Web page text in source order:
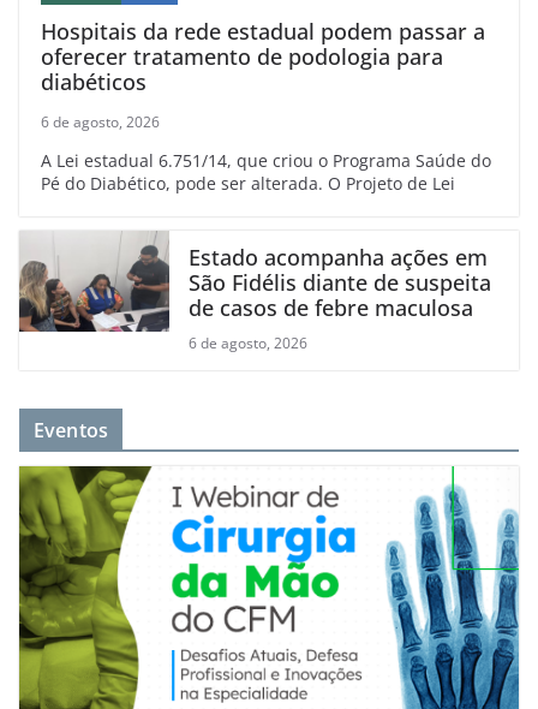
Hospitais da rede estadual podem passar a
oferecer tratamento de podologia para
diabéticos
6 de agosto, 2026
A Lei estadual 6.751/14, que criou o Programa Saúde do
Pé do Diabético, pode ser alterada. O Projeto de Lei
Estado acompanha ações em
São Fidélis diante de suspeita
de casos de febre maculosa
6 de agosto, 2026
Eventos